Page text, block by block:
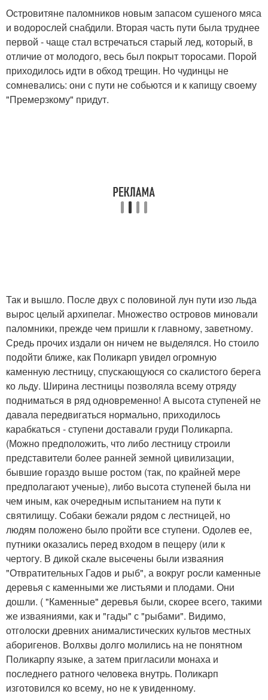
Островитяне паломников новым запасом сушеного мяса
и водорослей снабдили. Вторая часть пути была труднее
первой - чаще стал встречаться старый лед, который, в
отличие от молодого, весь был покрыт торосами. Порой
приходилось идти в обход трещин. Но чудинцы не
сомневались: они с пути не собьются и к капищу своему
"Премерзкому" придут.
Так и вышло. После двух с половиной лун пути изо льда
вырос целый архипелаг. Множество островов миновали
паломники, прежде чем пришли к главному, заветному.
Средь прочих издали он ничем не выделялся. Но стоило
подойти ближе, как Поликарп увидел огромную
каменную лестницу, спускающуюся со скалистого берега
ко льду. Ширина лестницы позволяла всему отряду
подниматься в ряд одновременно! А высота ступеней не
давала передвигаться нормально, приходилось
карабкаться - ступени доставали груди Поликарпа.
(Можно предположить, что либо лестницу строили
представители более ранней земной цивилизации,
бывшие гораздо выше ростом (так, по крайней мере
предполагают ученые), либо высота ступеней была ни
чем иным, как очередным испытанием на пути к
святилищу. Собаки бежали рядом с лестницей, но
людям положено было пройти все ступени. Одолев ее,
путники оказались перед входом в пещеру (или к
чертогу. В дикой скале высечены были изваяния
"Отвратительных Гадов и рыб", а вокруг росли каменные
деревья с каменными же листьями и плодами. Они
дошли. ( "Каменные" деревья были, скорее всего, такими
же изваяниями, как и "гады" с "рыбами". Видимо,
отголоски древних анималистических культов местных
аборигенов. Волхвы долго молились на не понятном
Поликарпу языке, а затем пригласили монаха и
последнего ратного человека внутрь. Поликарп
изготовился ко всему, но не к увиденному.